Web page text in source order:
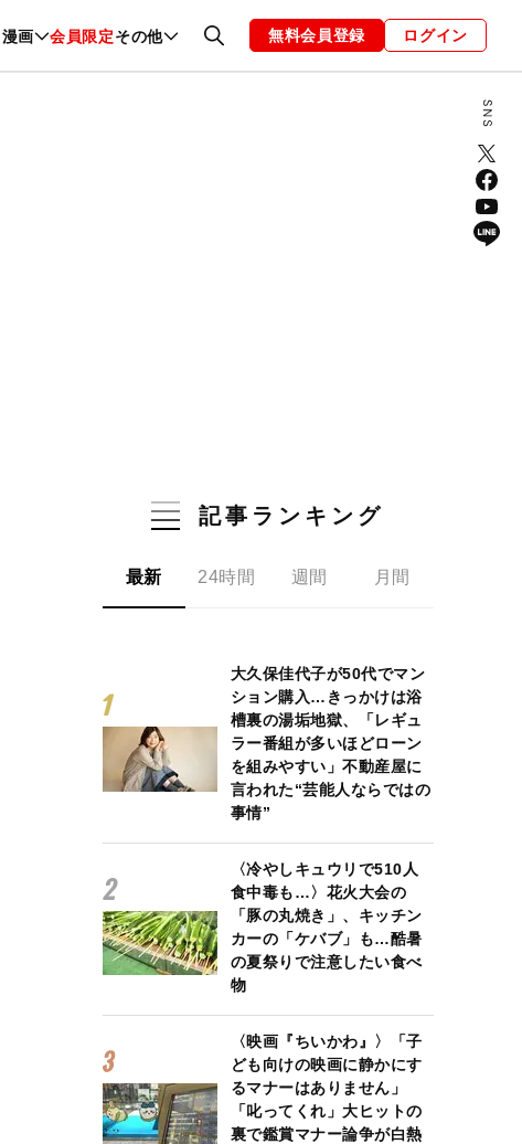
漫画 会員限定その他
ファッション 恋愛・結婚 編集部 お知らせ
無料会員登録 ログイン
記事ランキング
最新 24時間 週間 月間
大久保佳代子が50代でマン
ション購入…きっかけは浴
槽裏の湯垢地獄、「レギュ
ラー番組が多いほどローン
を組みやすい」不動産屋に
言われた“芸能人ならではの
事情”
〈冷やしキュウリで510人
食中毒も…〉花火大会の
「豚の丸焼き」、キッチン
カーの「ケバブ」も…酷暑
の夏祭りで注意したい食べ
物
〈映画『ちいかわ』〉「子
ども向けの映画に静かにす
るマナーはありません」
「叱ってくれ」大ヒットの
裏で鑑賞マナー論争が白熱